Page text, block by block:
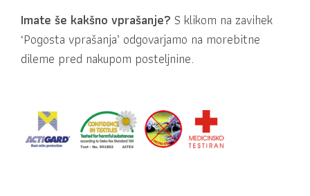
Imate še kakšno vprašanje? S klikom na zavihek
‘Pogosta vprašanja’ odgovarjamo na morebitne
dileme pred nakupom posteljnine.